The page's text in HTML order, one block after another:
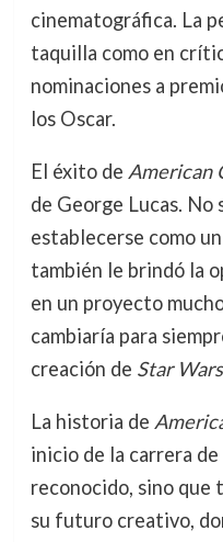
cinematográfica. La
taquilla como en
nominaciones a
los Oscar.
El éxito de American
de George Lucas.
establecerse como
también le brindó la
en un proyecto
cambiaría para
creación de Star Wars
La historia de
inicio de la carrera
reconocido, sino que
su futuro creativo,